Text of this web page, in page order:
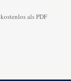
als PDF